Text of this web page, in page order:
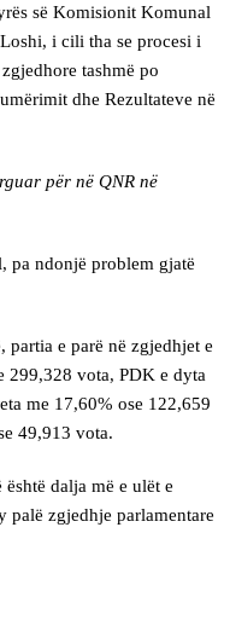
së Komisionit Komunal
i cili tha se procesi i
tashmë po
dhe Rezultateve në
për në QNR në
pa ndonjë problem gjatë
partia e parë në zgjedhjet e
299,328 vota, PDK e dyta
me 17,60% ose 122,659
49,913 vota.
dalja më e ulët e
palë zgjedhje parlamentare